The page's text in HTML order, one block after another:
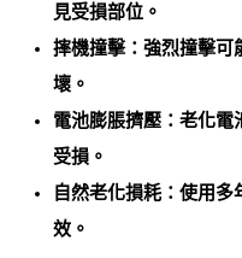
見受損部位。
摔機撞擊：強烈撞擊可
壞。
電池膨脹擠壓 ：老化
受損。
自然老化損耗 ：使用
效。